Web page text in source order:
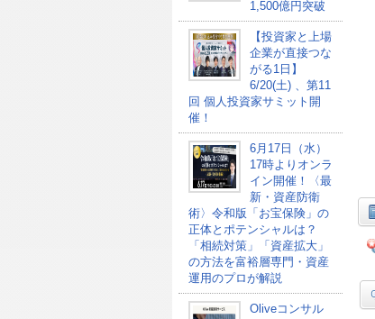
1,500億円突破
【投資家と上場
企業が直接つな
がる1日】
6/20(土) 、第11
回 個人投資家サミット開
催！
6月17日（水）
17時よりオンラ
イン開催！〈最
新・資産防衛
術〉令和版「お宝保険」の
正体とポテンシャルは？
「相続対策」「資産拡大」
の方法を富裕層専門・資産
運用のプロが解説
Oliveコンサル